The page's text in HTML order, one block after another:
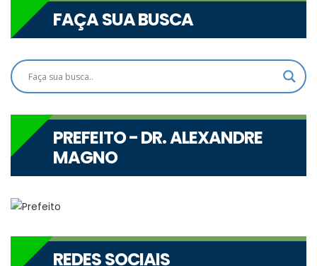
FAÇA SUA BUSCA
PREFEITO - DR. ALEXANDRE
MAGNO
REDES SOCIAIS